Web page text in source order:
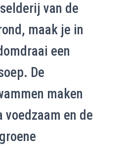
van de
maak je in
een
De
maken
voedzaam en de